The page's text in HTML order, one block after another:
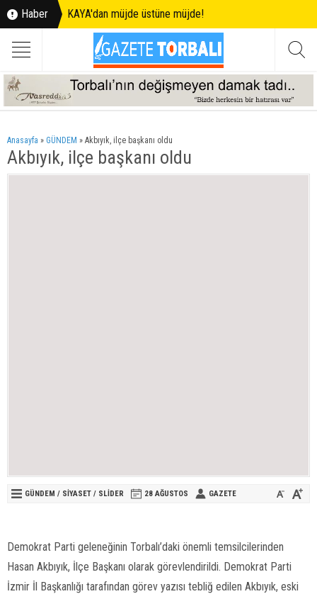
Haber KAYA'dan müjde üstüne müjde!
Anasayfa » GÜNDEM » Akbıyık, ilçe başkanı oldu
Akbıyık, ilçe başkanı oldu
GÜNDEM / SİYASET / SLİDER 28 AĞUSTOS GAZETE
Demokrat Parti geleneğinin Torbalı’daki önemli temsilcilerinden
Hasan Akbıyık, İlçe Başkanı olarak görevlendirildi. Demokrat Parti
İzmir İl Başkanlığı tarafından görev yazısı tebliğ edilen Akbıyık, eski